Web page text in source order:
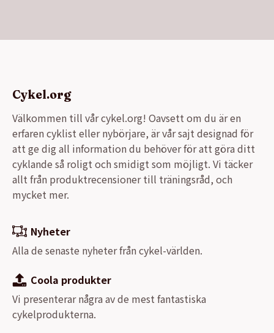
Cykel.org
Välkommen till vår cykel.org! Oavsett om du är en
erfaren cyklist eller nybörjare, är vår sajt designad för
att ge dig all information du behöver för att göra ditt
cyklande så roligt och smidigt som möjligt. Vi täcker
allt från produktrecensioner till träningsråd, och
mycket mer.
Nyheter
Alla de senaste nyheter från cykel-världen.
Coola produkter
Vi presenterar några av de mest fantastiska
cykelprodukterna.